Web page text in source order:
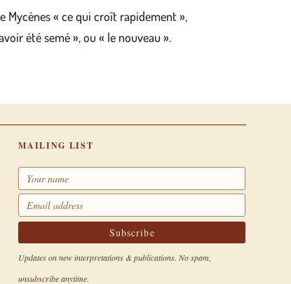
Mycènes « ce qui croît rapidement »,
été semé », ou « le nouveau ».
MAILING LIST
Updates on new interpretations & publications. No spam,
unsubscribe anytime.